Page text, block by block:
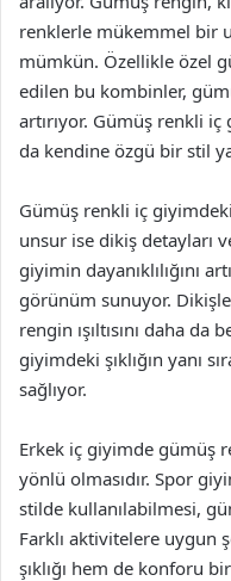
renklerle mükemmel bir
mümkün. Özellikle özel
edilen bu kombinler,
artırıyor. Gümüş renkli iç
da kendine özgü bir stil
Gümüş renkli iç
unsur ise dikiş detayları
giyimin dayanıklılığını
görünüm sunuyor.
rengin ışıltısını daha
giyimdeki şıklığın yanı
sağlıyor.
Erkek iç giyimde gümüş
yönlü olmasıdır. Spor
stilde kullanılabilmesi,
Farklı aktivitelere uygun
şıklığı hem de konforu